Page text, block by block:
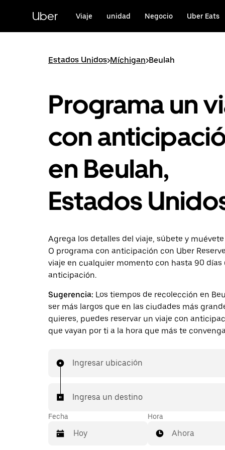
contenido
principal
Uber Viaje unidad Negocio Uber Eats
Estados Unidos>Míchigan>Beulah
Programa un
con
en Beulah,
Estados
Agrega los detalles del viaje, súbete y
O programa con anticipación con Uber
viaje en cualquier momento con hasta 90 días
anticipación.
Sugerencia: Los tiempos de recolección en
ser más largos que en las ciudades más
quieres, puedes reservar un viaje con
que vayan por ti a la hora que más te
Ingresar ubicación
Ingresa un destino
Fecha Hora
Ahora